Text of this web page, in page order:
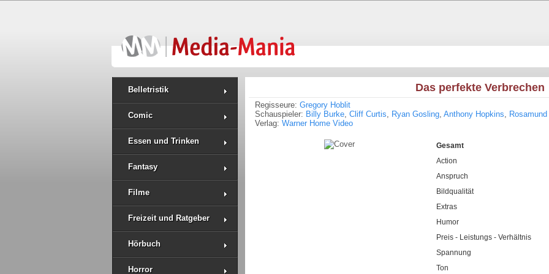
Belletristik
Comic
Essen und Trinken
Fantasy
Filme
Freizeit und Ratgeber
Hörbuch
Horror
Das perfekte Verbrechen
Regisseure: Gregory Hoblit
Schauspieler: Billy Burke, Cliff Curtis, Ryan Gosling, Anthony Hopkins,
Verlag: Warner Home Video
Gesamt
Action
Anspruch
Bildqualität
Extras
Humor
Preis - Leistungs - Verhältnis
Spannung
Ton